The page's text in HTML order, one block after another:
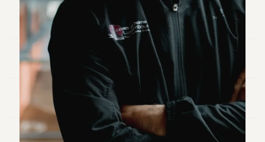
Andy
31
30
Andy
28
Andy
26
Andy
24